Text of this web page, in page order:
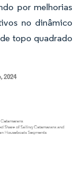
por melhorias
no dinâmico
topo quadrado